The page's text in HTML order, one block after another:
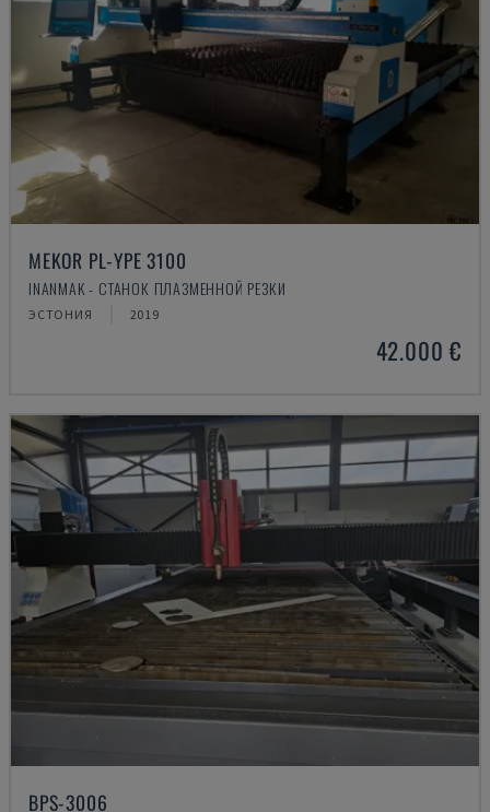
MEKOR PL-YPE 3100
INANMAK - СТАНОК ПЛАЗМЕННОЙ РЕЗКИ
ЭСТОНИЯ 2019
42.000 €
BPS-3006